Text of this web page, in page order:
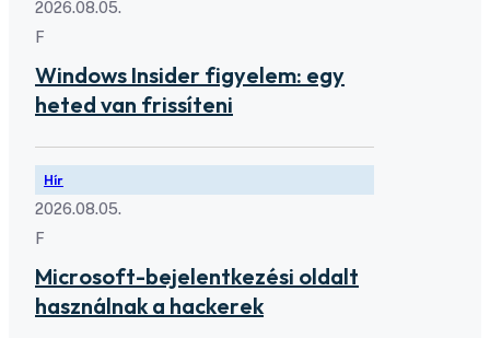
2026.08.05.
F
Windows Insider figyelem: egy
heted van frissíteni
Hír
2026.08.05.
F
Microsoft-bejelentkezési oldalt
használnak a hackerek